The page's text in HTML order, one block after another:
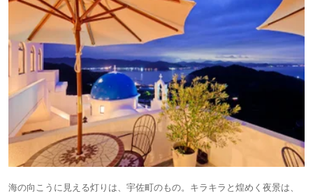
海の向こうに見える灯りは、宇佐町のもの。キラキラと煌めく夜景は、